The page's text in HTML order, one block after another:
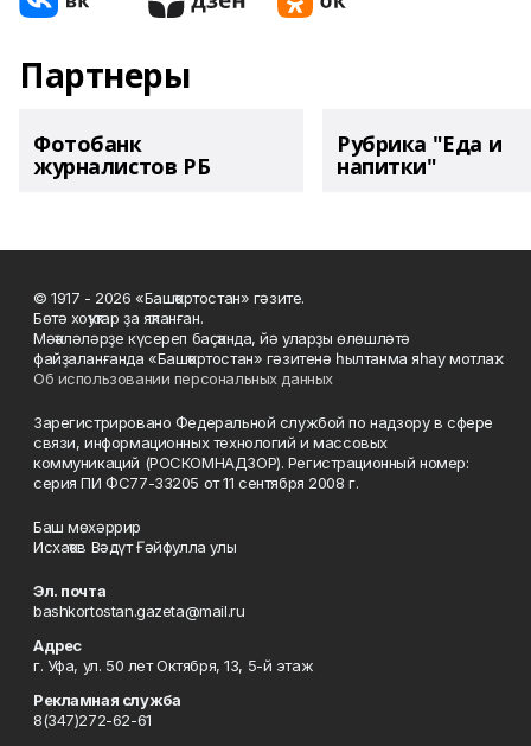
Партнеры
Фотобанк
журналистов РБ
Рубрика "Еда и
напитки"
© 1917 - 2026 «Башҡортостан» гәзите.
Бөтә хоҡуҡтар ҙа яҡланған.
Мәҡәләләрҙе күсереп баҫҡанда, йә уларҙы өлөшләтә
файҙаланғанда «Башҡортостан» гәзитенә һылтанма яһау мотлаҡ.
Об использовании персональных данных
Зарегистрировано Федеральной службой по надзору в сфере
связи, информационных технологий и массовых
коммуникаций (РОСКОМНАДЗОР). Регистрационный номер:
серия ПИ ФС77-33205 от 11 сентября 2008 г.
Баш мөхәррир
Исхаҡов Вәдүт Ғәйфулла улы
Эл. почта
bashkortostan.gazeta@mail.ru
Адрес
г. Уфа, ул. 50 лет Октября, 13, 5-й этаж
Рекламная служба
8(347)272-62-61